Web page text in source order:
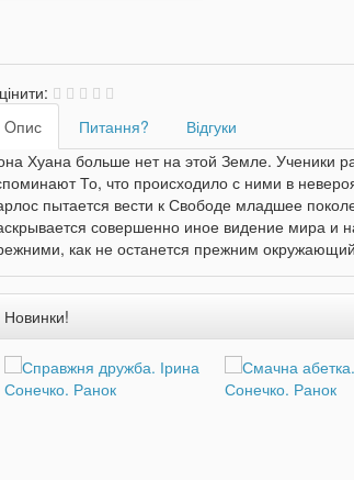
Oпис
Питання?
Відгуки
Хуана больше нет на этой Земле. Ученики
То, что происходило с ними в
пытается вести к Свободе младшее
совершенно иное видение мира и
как не останется прежним
Новинки!